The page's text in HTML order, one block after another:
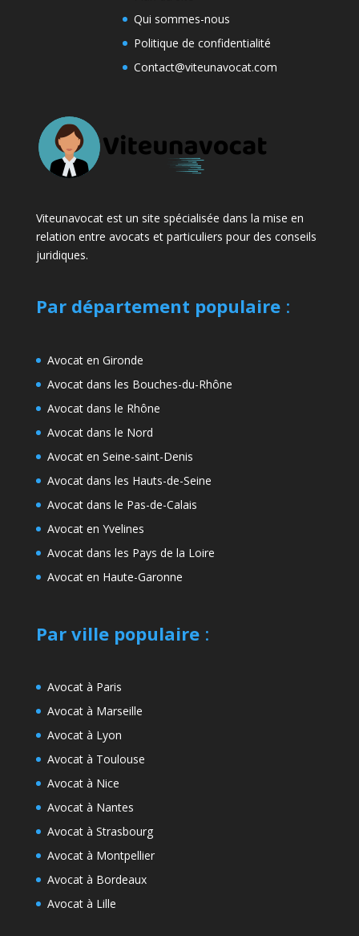
Qui sommes-nous
Politique de confidentialité
Contact@viteunavocat.com
Viteunavocat est un site spécialisée dans la mise en
relation entre avocats et particuliers pour des conseils
juridiques.
Par département populaire:
Avocat en Gironde
Avocat dans les Bouches-du-Rhône
Avocat dans le Rhône
Avocat dans le Nord
Avocat en Seine-saint-Denis
Avocat dans les Hauts-de-Seine
Avocat dans le Pas-de-Calais
Avocat en Yvelines
Avocat dans les Pays de la Loire
Avocat en Haute-Garonne
Par ville populaire:
Avocat à Paris
Avocat à Marseille
Avocat à Lyon
Avocat à Toulouse
Avocat à Nice
Avocat à Nantes
Avocat à Strasbourg
Avocat à Montpellier
Avocat à Bordeaux
Avocat à Lille